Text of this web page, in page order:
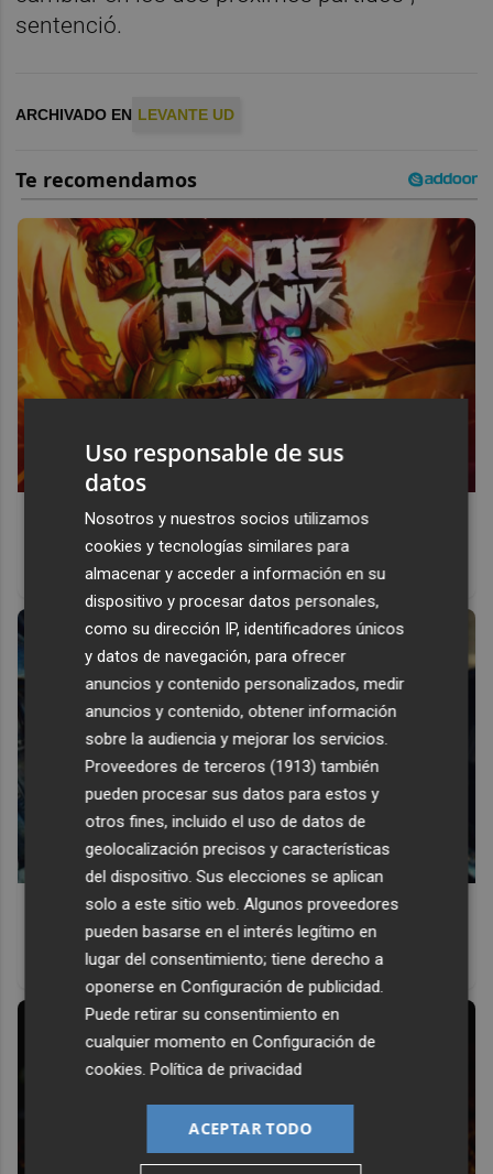
sentenció.
ARCHIVADO EN LEVANTE UD
Corepunk MMORPG
Un verdadero MMORPG de la vieja escuela ¡Cómo los de
antes, pero mejor!
Pasaportes que abren puertas
Los pasaportes más poderosos del mundo, ¿está el
Uso responsable de sus
datos
Nosotros y nuestros socios utilizamos
cookies y tecnologías similares para
almacenar y acceder a información en su
dispositivo y procesar datos personales,
como su dirección IP, identificadores únicos
y datos de navegación, para ofrecer
anuncios y contenido personalizados, medir
anuncios y contenido, obtener información
sobre la audiencia y mejorar los servicios.
Proveedores de terceros (1913) también
pueden procesar sus datos para estos y
otros fines, incluido el uso de datos de
geolocalización precisos y características
del dispositivo. Sus elecciones se aplican
solo a este sitio web. Algunos proveedores
pueden basarse en el interés legítimo en
lugar del consentimiento; tiene derecho a
oponerse enConfiguración de publicidad
Puede retirar su consentimiento en
cualquier momento enConfiguración de
cookies .Política de privacidad
ACEPTAR TODO